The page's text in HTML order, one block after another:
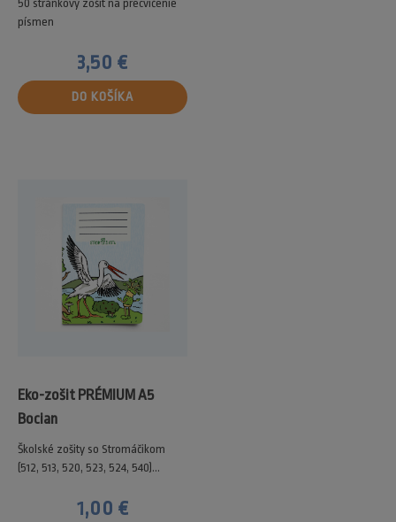
50 stránkový zošit na precvičenie
písmen
3,50 €
DO KOŠÍKA
Eko-zošit PRÉMIUM A5
Bocian
Školské zošity so Stromáčikom
(512, 513, 520, 523, 524, 540)...
1,00 €